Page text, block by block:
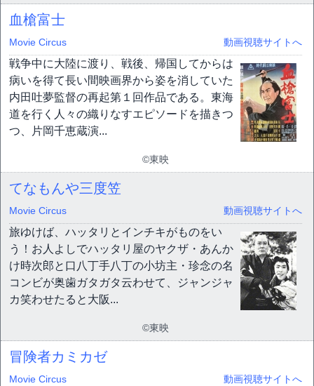
血槍富士
Movie Circus 動画視聴サイトへ
戦争中に大陸に渡り、戦後、帰国してからは
病いを得て長い間映画界から姿を消していた
内田吐夢監督の再起第１回作品である。東海
道を行く人々の織りなすエピソードを描きつ
つ、片岡千恵蔵演...
©東映
てなもんや三度笠
Movie Circus 動画視聴サイトへ
旅ゆけば、ハッタリとインチキがものをい
う！お人よしでハッタリ屋のヤクザ・あんか
け時次郎と口八丁手八丁の小坊主・珍念の名
コンビが奥歯ガタガタ云わせて、ジャンジャ
カ笑わせたると大阪...
©東映
冒険者カミカゼ
Movie Circus 動画視聴サイトへ